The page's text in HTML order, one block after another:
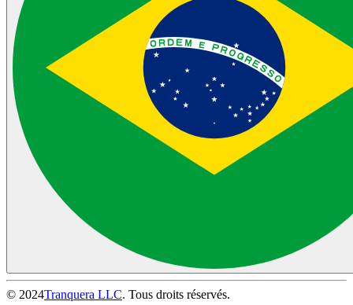
© 2024Tranquera LLC. Tous droits réservés.